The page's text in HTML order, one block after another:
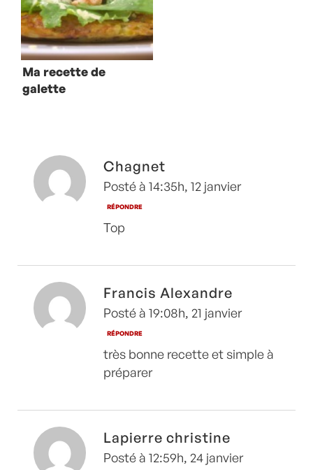
Ma recette de
galette
Chagnet
Posté à 14:35h, 12 janvier
RÉPONDRE
Top
Francis Alexandre
Posté à 19:08h, 21 janvier
RÉPONDRE
très bonne recette et simple à
préparer
Lapierre christine
Posté à 12:59h, 24 janvier